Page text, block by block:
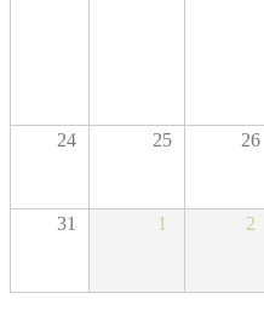
24 25 26
31 1 2